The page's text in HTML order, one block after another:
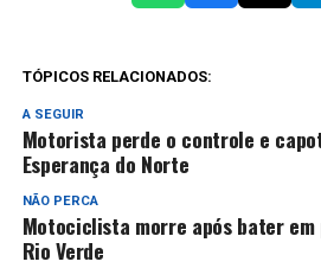
TÓPICOS RELACIONADOS:
A SEGUIR
Motorista perde o controle e
Esperança do Norte
NÃO PERCA
Motociclista morre após bater em
Rio Verde